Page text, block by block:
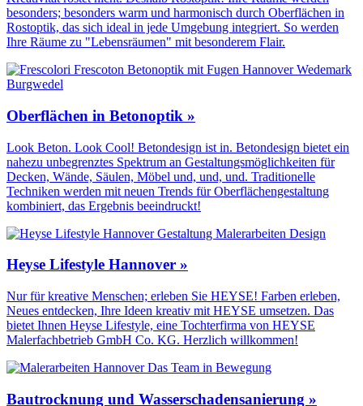
besonders; besonders warm und harmonisch durch Oberflächen in
Rostoptik, das sich ideal in jede Umgebung integriert. So werden
Ihre Räume zu "Lebensräumen" mit besonderem Flair.
Oberflächen in Betonoptik »
Look Beton. Look Cool! Betondesign ist in. Betondesign bietet ein
nahezu unbegrenztes Spektrum an Gestaltungs­möglichkeiten für
Decken, Wände, Säulen, Möbel und, und, und. Traditionelle
Techniken werden mit neuen Trends für Oberflächen­gestaltung
kombiniert, das Ergebnis beeindruckt!
Heyse Lifestyle Hannover »
Nur für kreative Menschen; erleben Sie HEYSE! Farben erleben,
Neues entdecken, Ihre Ideen kreativ mit HEYSE umsetzen. Das
bietet Ihnen Heyse Lifestyle, eine Tochterfirma von HEYSE
Malerfachbetrieb GmbH Co. KG. Herzlich willkommen!
Bautrocknung und Wasserschadensanierung »